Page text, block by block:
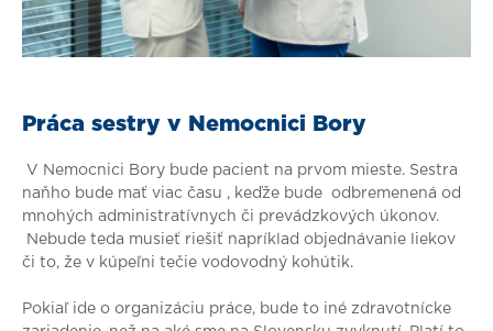
Práca sestry v Nemocnici Bory
V Nemocnici Bory bude pacient na prvom mieste. Sestra
naňho bude mať viac času , keďže bude odbremenená od
mnohých administratívnych či prevádzkových úkonov.
Nebude teda musieť riešiť napríklad objednávanie liekov
či to, že v kúpeľni tečie vodovodný kohútik.
Pokiaľ ide o organizáciu práce, bude to iné zdravotnícke